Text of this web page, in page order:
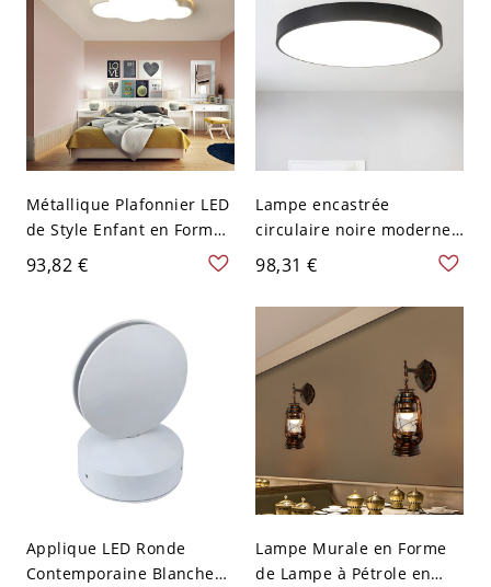
Métallique Plafonnier LED
de Style Enfant en Forme
de Nuage Blanc Luminaire
Affleurant pour Chambre
cm Blanc
93,82 €
Lampe encastrée
circulaire noire moderne
LED, plafonnier en
acrylique avec lumière
blanche, 9" de large, 2" de
98,31 €
Applique LED Ronde
Contemporaine Blanche
Lampe Murale en Forme
de Lampe à Pétrole en